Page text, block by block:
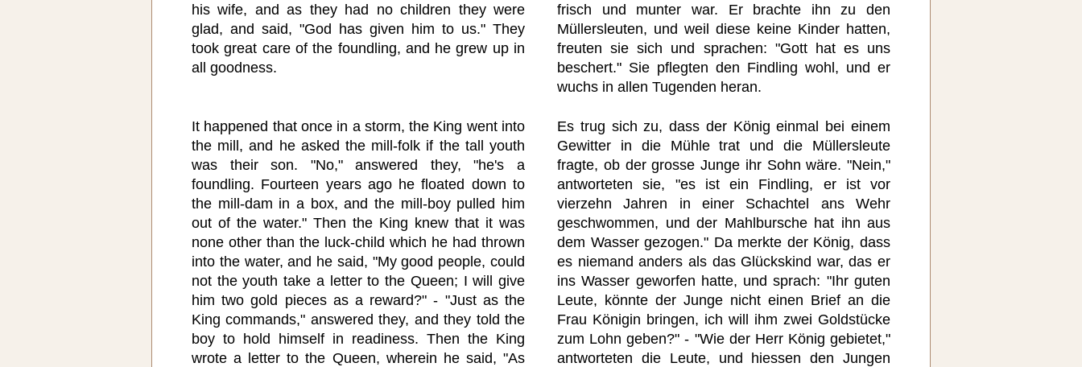
his wife, and as they had no children they were
glad, and said, "God has given him to us." They
took great care of the foundling, and he grew up in
all goodness.
frisch und munter war. Er brachte ihn zu den
Müllersleuten, und weil diese keine Kinder hatten,
freuten sie sich und sprachen: "Gott hat es uns
beschert." Sie pflegten den Findling wohl, und er
wuchs in allen Tugenden heran.
It happened that once in a storm, the King went into
the mill, and he asked the mill-folk if the tall youth
was their son. "No," answered they, "he's a
foundling. Fourteen years ago he floated down to
the mill-dam in a box, and the mill-boy pulled him
out of the water." Then the King knew that it was
none other than the luck-child which he had thrown
into the water, and he said, "My good people, could
not the youth take a letter to the Queen; I will give
him two gold pieces as a reward?" - "Just as the
King commands," answered they, and they told the
boy to hold himself in readiness. Then the King
wrote a letter to the Queen, wherein he said, "As
Es trug sich zu, dass der König einmal bei einem
Gewitter in die Mühle trat und die Müllersleute
fragte, ob der grosse Junge ihr Sohn wäre. "Nein,"
antworteten sie, "es ist ein Findling, er ist vor
vierzehn Jahren in einer Schachtel ans Wehr
geschwommen, und der Mahlbursche hat ihn aus
dem Wasser gezogen." Da merkte der König, dass
es niemand anders als das Glückskind war, das er
ins Wasser geworfen hatte, und sprach: "Ihr guten
Leute, könnte der Junge nicht einen Brief an die
Frau Königin bringen, ich will ihm zwei Goldstücke
zum Lohn geben?" - "Wie der Herr König gebietet,"
antworteten die Leute, und hiessen den Jungen